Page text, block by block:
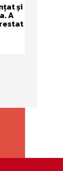
și
A